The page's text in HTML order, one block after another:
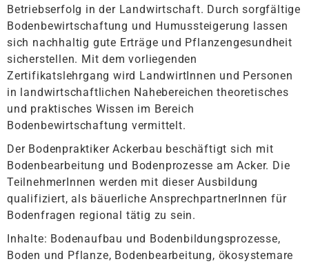
Betriebserfolg in der Landwirtschaft. Durch sorgfältige
Bodenbewirtschaftung und Humussteigerung lassen
sich nachhaltig gute Erträge und Pflanzengesundheit
sicherstellen. Mit dem vorliegenden
Zertifikatslehrgang wird LandwirtInnen und Personen
in landwirtschaftlichen Nahebereichen theoretisches
und praktisches Wissen im Bereich
Bodenbewirtschaftung vermittelt.
Der Bodenpraktiker Ackerbau beschäftigt sich mit
Bodenbearbeitung und Bodenprozesse am Acker. Die
TeilnehmerInnen werden mit dieser Ausbildung
qualifiziert, als bäuerliche AnsprechpartnerInnen für
Bodenfragen regional tätig zu sein.
Inhalte: Bodenaufbau und Bodenbildungsprozesse,
Boden und Pflanze, Bodenbearbeitung, ökosystemare